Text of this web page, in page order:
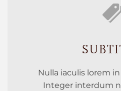
Nulla iaculis lorem
Integer interdum